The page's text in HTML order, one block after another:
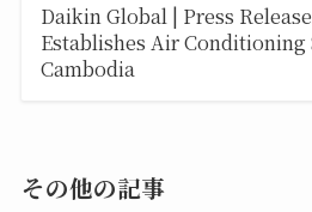
Daikin Global | Press
Establishes Air Conditioning
Cambodia
その他の記事